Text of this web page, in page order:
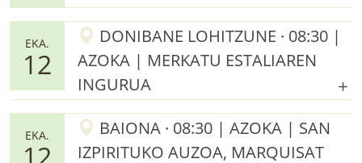
EKA.
12
DONIBANE LOHITZUNE · 08:30 |
AZOKA | MERKATU ESTALIAREN
INGURUA
EKA.
BAIONA · 08:30 | AZOKA | SAN
IZPIRITUKO AUZOA, MARQUISAT